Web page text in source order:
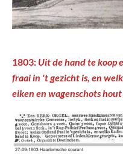
1803: Uit de hand te koop
fraai in 't gezicht is, en
eiken en wagenschots